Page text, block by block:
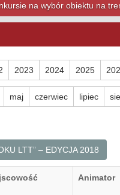
Cup w tym sezonie!
2023 2024 2025
maj czerwiec lipiec
LTT” – EDYCJA 2018
Animator